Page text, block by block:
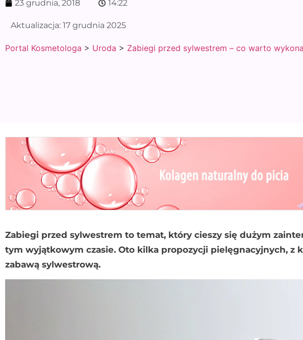
23 grudnia, 2018 14:22
Aktualizacja: 17 grudnia 2025
Portal Kosmetologa > Uroda > Zabiegi przed sylwestrem – co warto
Zabiegi przed sylwestrem to temat, który cieszy się dużym
tym wyjątkowym czasie. Oto kilka propozycji pielęgnacyjnych, z
zabawą sylwestrową.